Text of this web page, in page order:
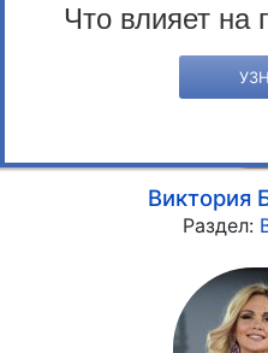
Виктория
Раздел:
Что влияет на